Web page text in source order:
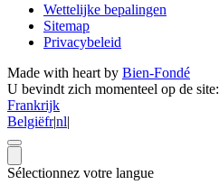
Wettelijke bepalingen
Sitemap
Privacybeleid
Made with heart by Bien-Fondé
U bevindt zich momenteel op de site:
Frankrijk
Belgiëfr|nl|
Sélectionnez votre langue